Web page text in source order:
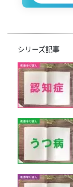
シリーズ記事